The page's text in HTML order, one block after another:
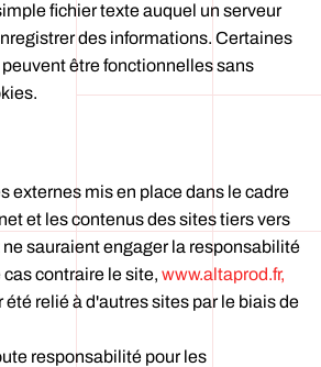
fichier texte auquel un serveur
des informations. Certaines
être fonctionnelles sans
externes mis en place dans le cadre
et les contenus des sites tiers vers
sauraient engager la responsabilité
contraire le site, www.altaprod.fr,
été relié à d'autres sites par le biais de
responsabilité pour les